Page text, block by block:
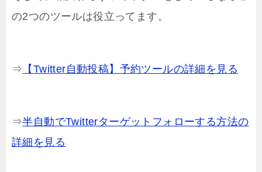
の2つのツールは役立ってます。
⇒ 【Twitter自動投稿】予約ツールの詳細を見る
⇒半自動でTwitterターゲットフォローする方法の
詳細を見る